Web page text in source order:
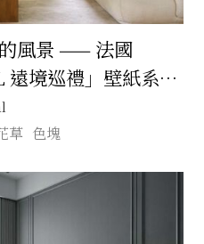
風景 —— 法國
境巡禮」壁紙系列
行的文化旅程 🚂
草 色塊